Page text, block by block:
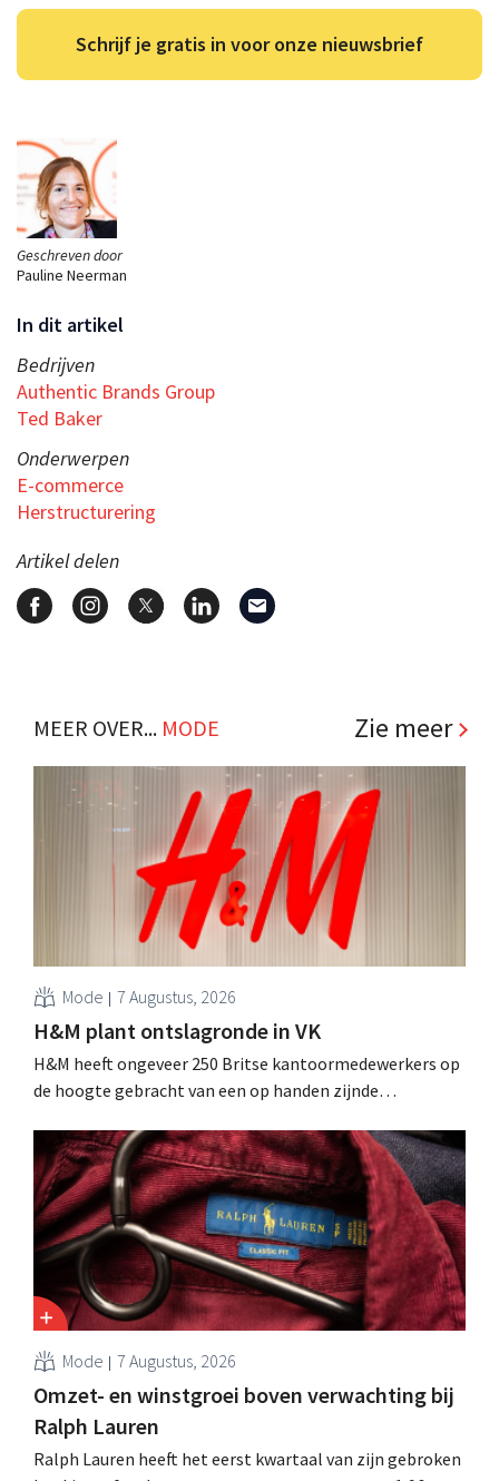
Geschreven door
Pauline Neerman
In dit artikel
Bedrijven
Authentic Brands Group
Ted Baker
Onderwerpen
E-commerce
Herstructurering
Artikel delen
Schrijf je gratis in voor onze nieuwsbrief
MEER OVER... MODE Zie meer
Mode 7 Augustus, 2026
H&M plant ontslagronde in VK
H&M heeft ongeveer 250 Britse kantoormedewerkers op
de hoogte gebracht van een op handen zijnde
sanering volgt op eerdere ingrepen in Nederland, België
en Spanje waarbij al honderden jobs verloren gingen.
Mode 7 Augustus, 2026
Omzet- en winstgroei boven verwachting bij
Ralph Lauren
Ralph Lauren heeft het eerst kwartaal van zijn gebroken